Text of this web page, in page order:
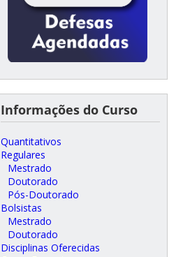
Informações do Curso
Quantitativos
Regulares
Mestrado
Doutorado
Pós-Doutorado
Bolsistas
Mestrado
Doutorado
Disciplinas Oferecidas